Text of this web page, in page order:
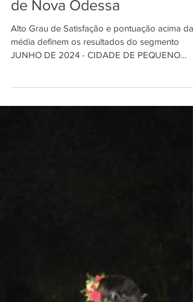
Qualidade da Água é
avaliada como melhor setor
de Nova Odessa
média definem os resultados do segmento
JUNHO DE 2024 - CIDADE DE PEQUENO